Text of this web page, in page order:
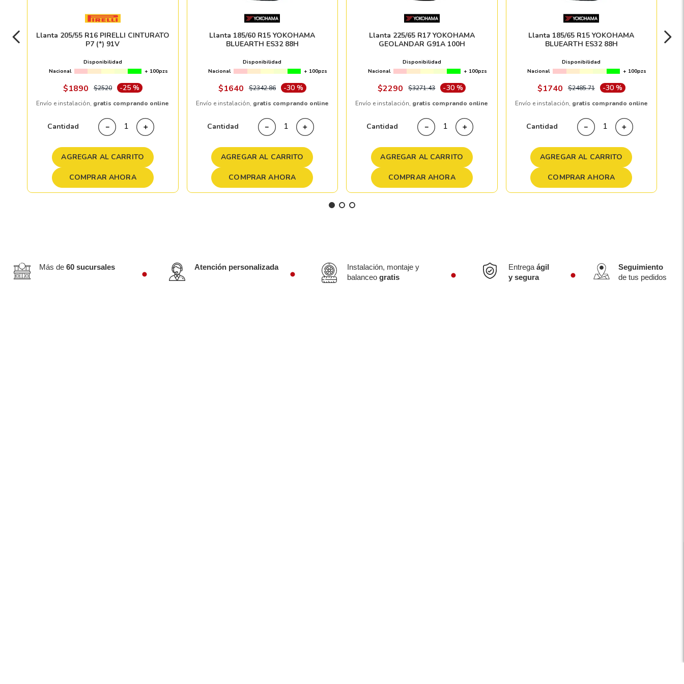
Llanta 205/55 R16 PIRELLI CINTURATO
P7 (*) 91V
Disponibilidad
Nacional
+ 100pzs
$1890 $2520 -25 %
Envío e instalación, gratis comprando online
Cantidad ＋
－
AGREGAR AL CARRITO
COMPRAR AHORA
Llanta 185/60 R15 YOKOHAMA
BLUEARTH ES32 88H
Disponibilidad
Nacional
+ 100pzs
$1640 $2342.86 -30 %
Envío e instalación, gratis comprando online
Cantidad ＋
－
AGREGAR AL CARRITO
COMPRAR AHORA
Llanta 225/65 R17 YOKOHAMA
GEOLANDAR G91A 100H
Disponibilidad
Nacional
+ 100pzs
$2290 $3271.43 -30 %
Envío e instalación, gratis comprando online
Cantidad ＋
－
AGREGAR AL CARRITO
COMPRAR AHORA
Llanta 185/65 R15 YOKOHAMA
BLUEARTH ES32 88H
Disponibilidad
Nacional
+ 100pzs
$1740 $2485.71 -30 %
Envío e instalación, gratis comprando online
Cantidad ＋
－
AGREGAR AL CARRITO
COMPRAR AHORA
Más de60 sucursales Atención personalizada
Instalación, montaje y
balanceogratis
Entrega ágil
y segura
Seguimiento
de tus pedidos